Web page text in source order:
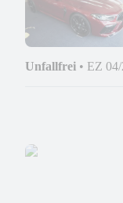
Unfallfrei • EZ